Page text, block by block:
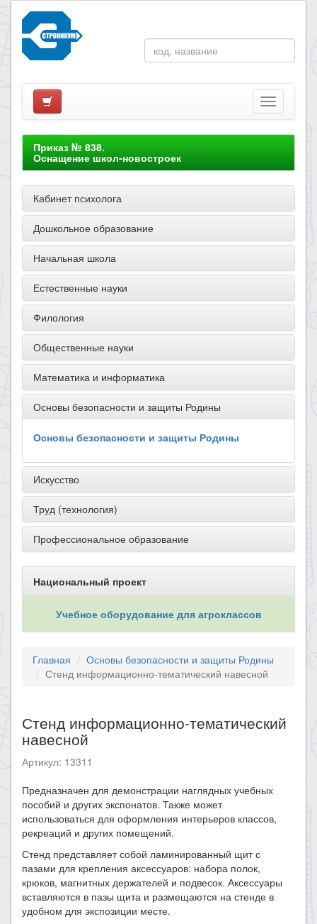
Приказ № 838.
Оснащение школ-новостроек
Кабинет психолога
Дошкольное образование
Начальная школа
Естественные науки
Филология
Общественные науки
Математика и информатика
Основы безопасности и защиты Родины
Основы безопасности и защиты Родины
Искусство
Труд (технология)
Профессиональное образование
Национальный проект
Учебное оборудование для агроклассов
Главная
Основы безопасности и защиты Родины
Стенд информационно-тематический навесной
Стенд информационно-тематический
навесной
Артикул: 13311
Предназначен для демонстрации наглядных учебных
пособий и других экспонатов. Также может
использоваться для оформления интерьеров классов,
рекреаций и других помещений.
Стенд представляет собой ламинированный щит с
пазами для крепления аксессуаров: набора полок,
крюков, магнитных держателей и подвесок. Аксессуары
вставляются в пазы щита и размещаются на стенде в
удобном для экспозиции месте.